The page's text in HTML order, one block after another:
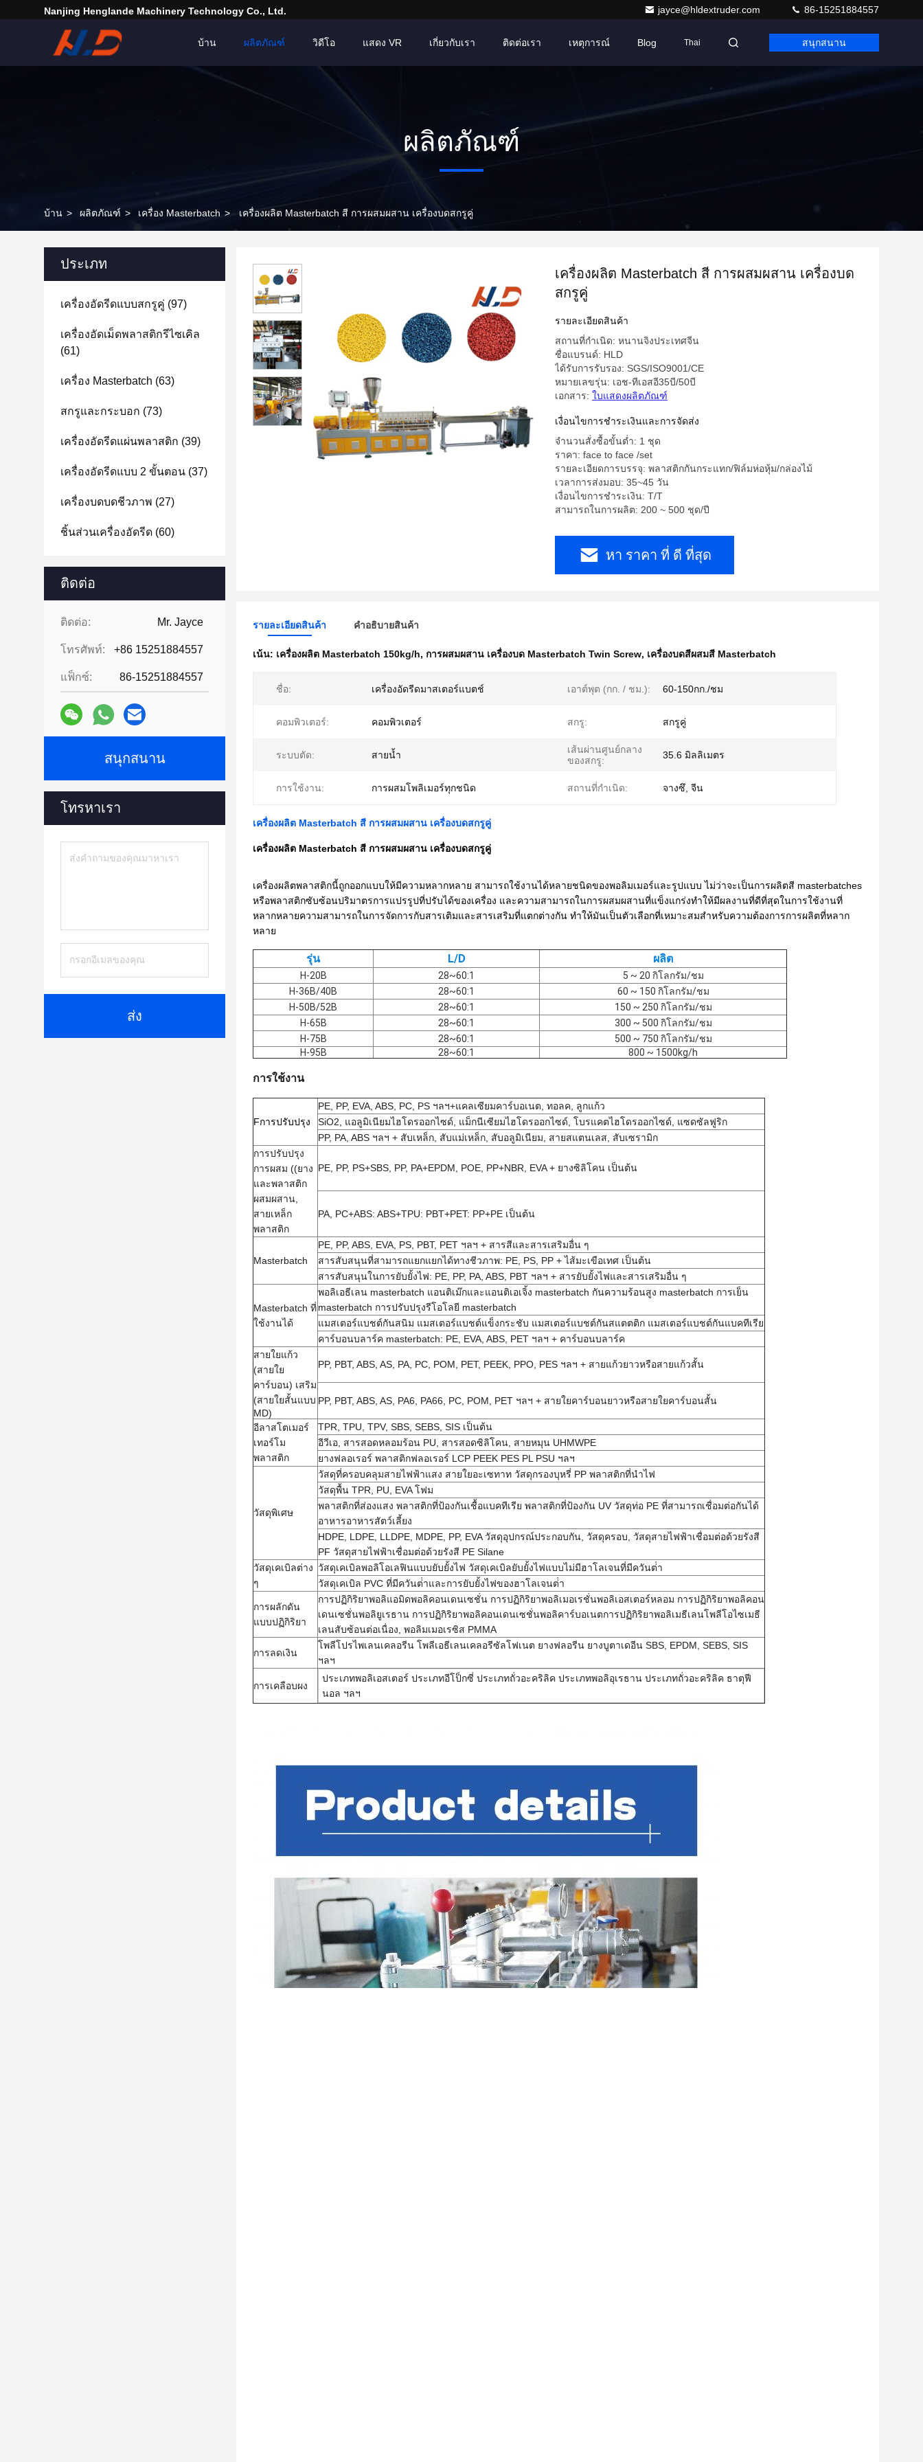
Nanjing Henglande Machinery Technology Co., Ltd. jayce@hldextruder.com 86-15251884557
บ้าน ผลิตภัณฑ์ วิดีโอ แสดง VR เกี่ยวกับเรา ติดต่อเรา เหตุการณ์ Blog Thai สนุกสนาน
ผลิตภัณฑ์
บ้าน > ผลิตภัณฑ์ > เครื่อง Masterbatch > เครื่องผลิต Masterbatch สี การผสมผสาน เครื่องบดสกรูคู่
ประเภท
เครื่องอัดรีดแบบสกรูคู่ (97)
เครื่องอัดเม็ดพลาสติกรีไซเคิล
(61)
เครื่อง Masterbatch (63)
สกรูและกระบอก (73)
เครื่องอัดรีดแผ่นพลาสติก (39)
เครื่องอัดรีดแบบ 2 ขั้นตอน (37)
เครื่องบดบดชีวภาพ (27)
ชิ้นส่วนเครื่องอัดรีด (60)
ติดต่อ
ติดต่อ: Mr. Jayce
โทรศัพท์: +86 15251884557
แฟ็กซ์: 86-15251884557
สนุกสนาน
โทรหาเรา
ส่ง
เครื่องผลิต Masterbatch สี การผสมผสาน เครื่องบด
สกรูคู่
รายละเอียดสินค้า
สถานที่กำเนิด: หนานจิงประเทศจีน
ชื่อแบรนด์: HLD
ได้รับการรับรอง: SGS/ISO9001/CE
หมายเลขรุ่น: เอช-ทีเอสอี35บี/50บี
เอกสาร: ใบแสดงผลิตภัณฑ์
เงื่อนไขการชําระเงินและการจัดส่ง
จำนวนสั่งซื้อขั้นต่ำ: 1 ชุด
ราคา: face to face /set
รายละเอียดการบรรจุ: พลาสติกกันกระแทก/ฟิล์มห่อหุ้ม/กล่องไม้
เวลาการส่งมอบ: 35~45 วัน
เงื่อนไขการชำระเงิน: T/T
สามารถในการผลิต: 200 ~ 500 ชุด/ปี
หา ราคา ที่ ดี ที่สุด
รายละเอียดสินค้า คําอธิบายสินค้า
เน้น: เครื่องผลิต Masterbatch 150kg/h, การผสมผสาน เครื่องบด Masterbatch Twin Screw, เครื่องบดสีผสมสี Masterbatch
ชื่อ: เครื่องอัดรีดมาสเตอร์แบตช์ เอาต์พุต (กก. / ชม.): 60-150กก./ชม
คอมพิวเตอร์: คอมพิวเตอร์ สกรู: สกรูคู่
ระบบตัด: สายน้ำ
เส้นผ่านศูนย์กลาง
ของสกรู:
35.6 มิลลิเมตร
การใช้งาน: การผสมโพลิเมอร์ทุกชนิด สถานที่กำเนิด: จางซึ, จีน
เครื่องผลิต Masterbatch สี การผสมผสาน เครื่องบดสกรูคู่
เครื่องผลิต Masterbatch สี การผสมผสาน เครื่องบดสกรูคู่
เครื่องผลิตพลาสติกนี้ถูกออกแบบให้มีความหลากหลาย สามารถใช้งานได้หลายชนิดของพอลิมเมอร์และรูปแบบ ไม่ว่าจะเป็นการผลิตสี masterbatches
หรือพลาสติกซับซ้อนปริมาตรการแปรรูปที่ปรับได้ของเครื่อง และความสามารถในการผสมผสานที่แข็งแกร่งทําให้มีผลงานที่ดีที่สุดในการใช้งานที่
หลากหลายความสามารถในการจัดการกับสารเติมและสารเสริมที่แตกต่างกัน ทําให้มันเป็นตัวเลือกที่เหมาะสมสําหรับความต้องการการผลิตที่หลาก
หลาย
รุ่น L/D ผลิต
H-20B 28~60:1
5 ~ 20 กิโลกรัม/ชม
H-36B/40B
28~60:1
60 ~ 150 กิโลกรัม/ชม
H-50B/52B
28~60:1
150 ~ 250 กิโลกรัม/ชม
H-65B
28~60:1
300 ~ 500 กิโลกรัม/ชม
H-75B
28~60:1
500 ~ 750 กิโลกรัม/ชม
H-95B
28~60:1 800 ~ 1500kg/h
การใช้งาน
Fการปรับปรุง
PE, PP, EVA, ABS, PC, PS ฯลฯ+แคลเซียมคาร์บอเนต, ทอลค, ลูกแก้ว
SiO2, แอลูมิเนียมไฮโดรออกไซด์, แม็กนีเซียมไฮโดรออกไซด์, โบรแคตไฮโดรออกไซด์, แซดซัลฟูริก
PP, PA, ABS ฯลฯ + สับเหล็ก, สับแม่เหล็ก, สับอลูมิเนียม, สายสแตนเลส, สับเซรามิก
การปรับปรุง
การผสม ((ยาง
และพลาสติก
ผสมผสาน,
สายเหล็ก
พลาสติก
PE, PP, PS+SBS, PP, PA+EPDM, POE, PP+NBR, EVA + ยางซิลิโคน เป็นต้น
PA, PC+ABS: ABS+TPU: PBT+PET: PP+PE เป็นต้น
Masterbatch
PE, PP, ABS, EVA, PS, PBT, PET ฯลฯ + สารสีและสารเสริมอื่น ๆ
สารสับสนุนที่สามารถแยกแยกได้ทางชีวภาพ: PE, PS, PP + ไส้มะเขือเทศ เป็นต้น
สารสับสนุนในการยับยั้งไฟ: PE, PP, PA, ABS, PBT ฯลฯ + สารยับยั้งไฟและสารเสริมอื่น ๆ
Masterbatch ที่
ใช้งานได้
พอลิเอธีเลน masterbatch แอนติเม๊กและแอนติเอเจิ้ง masterbatch กันความร้อนสูง masterbatch การเย็น
masterbatch การปรับปรุงรีโอโลยี masterbatch
แมสเตอร์แบชต์กันสนิม แมสเตอร์แบชต์แข็งกระชับ แมสเตอร์แบชต์กันสแตตติก แมสเตอร์แบชต์กันแบคทีเรีย
คาร์บอนบลาร์ค masterbatch: PE, EVA, ABS, PET ฯลฯ + คาร์บอนบลาร์ค
สายใยแก้ว
(สายใย
คาร์บอน) เสริม
(สายใยสั้นแบบ
MD)
PP, PBT, ABS, AS, PA, PC, POM, PET, PEEK, PPO, PES ฯลฯ + สายแก้วยาวหรือสายแก้วสั้น
PP, PBT, ABS, AS, PA6, PA66, PC, POM, PET ฯลฯ + สายใยคาร์บอนยาวหรือสายใยคาร์บอนสั้น
อีลาสโตเมอร์
เทอร์โม
พลาสติก
TPR, TPU, TPV, SBS, SEBS, SIS เป็นต้น
อีวีเอ, สารสอดหลอมร้อน PU, สารสอดซิลิโคน, สายหมุน UHMWPE
ยางฟลอเรอร์ พลาสติกฟลอเรอร์ LCP PEEK PES PL PSU ฯลฯ
วัสดุพิเศษ
วัสดุที่ครอบคลุมสายไฟฟ้าแสง สายใยอะเซทาท วัสดุกรองบุหรี่ PP พลาสติกที่นําไฟ
วัสดุพื้น TPR, PU, EVA โฟม
พลาสติกที่ส่องแสง พลาสติกที่ป้องกันเชื้อแบคทีเรีย พลาสติกที่ป้องกัน UV วัสดุท่อ PE ที่สามารถเชื่อมต่อกันได้
อาหารอาหารสัตว์เลี้ยง
HDPE, LDPE, LLDPE, MDPE, PP, EVA วัสดุอุปกรณ์ประกอบกัน, วัสดุครอบ, วัสดุสายไฟฟ้าเชื่อมต่อด้วยรังสี
PF วัสดุสายไฟฟ้าเชื่อมต่อด้วยรังสี PE Silane
วัสดุเคเบิลต่าง
ๆ
วัสดุเคเบิลพอลิโอเลฟินแบบยับยั้งไฟ วัสดุเคเบิลยับยั้งไฟแบบไม่มีฮาโลเจนที่มีควันต่ํา
วัสดุเคเบิล PVC ที่มีควันต่ําและการยับยั้งไฟของฮาโลเจนต่ํา
การผลักดัน
แบบปฏิกิริยา
การปฏิกิริยาพอลิแอมิดพอลิคอนเดนเซชั่น การปฏิกิริยาพอลิเมอเรชั่นพอลิเอสเตอร์หลอม การปฏิกิริยาพอลิคอน
เดนเซชั่นพอลิยูเรธาน การปฏิกิริยาพอลิคอนเดนเซชั่นพอลิคาร์บอเนตการปฏิกิริยาพอลิเมธีเลนโพลีโอไซเมธี
เลนสับซ้อนต่อเนื่อง, พอลิมเมอเรซิส PMMA
การลดเงิน
โพลีโปรไพเลนเคลอรีน โพลีเอธีเลนเคลอรีซัลโฟเนต ยางฟลอรีน ยางบูตาเดอีน SBS, EPDM, SEBS, SIS
ฯลฯ
การเคลือบผง
ประเภทพอลิเอสเตอร์ ประเภทอีโป็กซี่ ประเภทถั่วอะคริลิค ประเภทพอลิอุเรธาน ประเภทถั่วอะคริลิค ธาตุฟี
นอล ฯลฯ